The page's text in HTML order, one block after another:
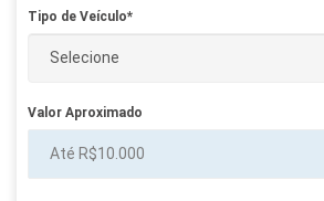
Tipo de Veículo*
Valor Aproximado